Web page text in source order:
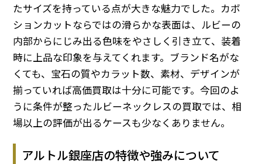
たサイズを持っている点が大きな魅力でした。カボ
ションカットならではの滑らかな表面は、ルビーの
内部からにじみ出る色味をやさしく引き立て、装着
時に上品な印象を与えてくれます。ブランド名がな
くても、宝石の質やカラット数、素材、デザインが
揃っていれば高価買取は十分に可能です。今回のよ
うに条件が整ったルビーネックレスの買取では、相
場以上の評価が出るケースも少なくありません。
アルトル銀座店の特徴や強みについて